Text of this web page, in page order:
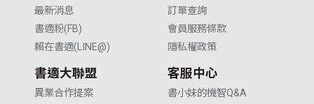
最新消息
書適粉(FB)
賴在書適(LINE@)
訂單查詢
會員服務條款
隱私權政策
書適大聯盟
異業合作提案
客服中心
書小妹的機智Q&A